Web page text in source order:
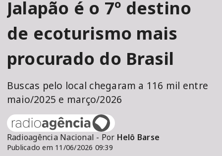
Jalapão é o 7º destino
de ecoturismo mais
procurado do Brasil
Buscas pelo local chegaram a 116 mil entre
maio/2025 e março/2026
Radioagência Nacional - Por Helô Barse
Publicado em 11/06/2026 09:39